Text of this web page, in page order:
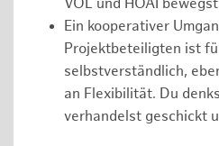
VOL und HOAI
Ein kooperativer
Projektbeteiligten ist
selbstverständlich,
an Flexibilität. Du
verhandelst geschickt